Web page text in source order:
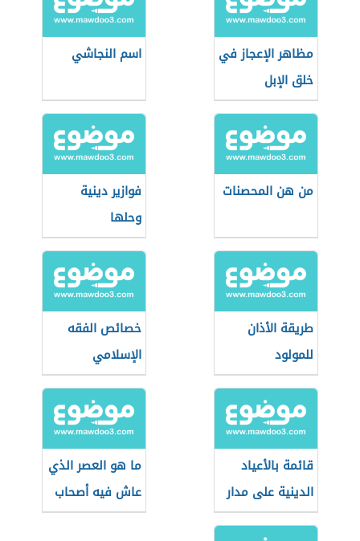
مظاهر الإعجاز في
خلق الإبل
اسم النجاشي
من هن المحصنات
فوازير دينية
وحلها
طريقة الأذان
للمولود
خصائص الفقه
الإسلامي
قائمة بالأعياد
الدينية على مدار
العام
ما هو العصر الذي
عاش فيه أصحاب
الكهف؟